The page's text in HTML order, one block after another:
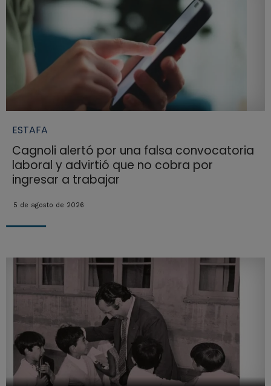
ESTAFA
Cagnoli alertó por una falsa convocatoria
laboral y advirtió que no cobra por
ingresar a trabajar
5 de agosto de 2026